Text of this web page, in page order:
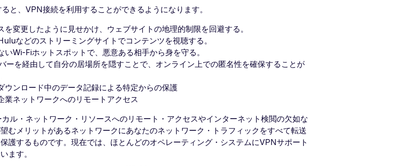
と、VPN接続を利用することができるようになります。
を変更したように見せかけ、ウェブサイトの地理的制限を回避する。
などのストリーミングサイトでコンテンツを視聴する。
いWi-Fiホットスポットで、悪意ある相手から身を守る。
ーを経由して自分の居場所を隠すことで、オンライン上での匿名性を確保することが
ウンロード中のデータ記録による特定からの保護
業ネットワークへのリモートアクセス
ル・ネットワーク・リソースへのリモート・アクセスやインターネット検閲の欠如な
むメリットがあるネットワークにあなたのネットワーク・トラフィックをすべて転送
護するものです。現在では、ほとんどのオペレーティング・システムにVPNサポート
ます。